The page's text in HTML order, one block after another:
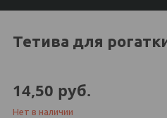
Тетива для
14,50 руб.
Нет в наличии